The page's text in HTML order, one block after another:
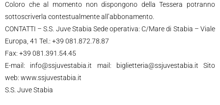
Coloro che al momento non dispongono della Tessera potranno
sottoscriverla contestualmente all’abbonamento.
CONTATTI – S.S. Juve Stabia Sede operativa: C/Mare di Stabia – Viale
Europa, 41 Tel.: +39 081.872.78.87
Fax: +39 081.391.54.45
E-mail: info@ssjuvestabia.it mail: biglietteria@ssjuvestabia.it Sito
web: www.ssjuvestabia.it
S.S. Juve Stabia